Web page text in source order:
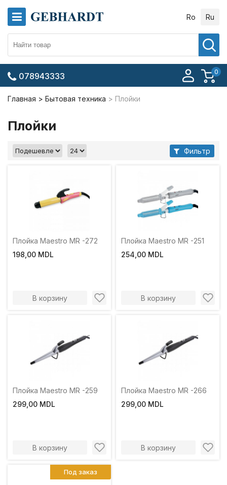
Ro Ru
0
078943333
Главная Бытовая техника Плойки
Плойки
Фильтр
Плойка Maestro MR -272
198,00 MDL
В корзину
Плойка Maestro MR -251
254,00 MDL
В корзину
Плойка Maestro MR -259
299,00 MDL
В корзину
Плойка Maestro MR -266
299,00 MDL
В корзину
Под заказ